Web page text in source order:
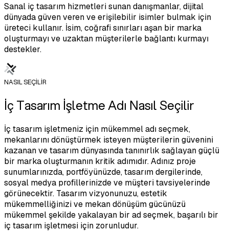
Sanal iç tasarım hizmetleri sunan danışmanlar, dijital
dünyada güven veren ve erişilebilir isimler bulmak için
üreteci kullanır. İsim, coğrafi sınırları aşan bir marka
oluşturmayı ve uzaktan müşterilerle bağlantı kurmayı
destekler.
NASIL SEÇİLİR
İç Tasarım İşletme Adı Nasıl Seçilir
İç tasarım işletmeniz için mükemmel adı seçmek,
mekanlarını dönüştürmek isteyen müşterilerin güvenini
kazanan ve tasarım dünyasında tanınırlık sağlayan güçlü
bir marka oluşturmanın kritik adımıdır. Adınız proje
sunumlarınızda, portföyünüzde, tasarım dergilerinde,
sosyal medya profillerinizde ve müşteri tavsiyelerinde
görünecektir. Tasarım vizyonunuzu, estetik
mükemmelliğinizi ve mekan dönüşüm gücünüzü
mükemmel şekilde yakalayan bir ad seçmek, başarılı bir
iç tasarım işletmesi için zorunludur.